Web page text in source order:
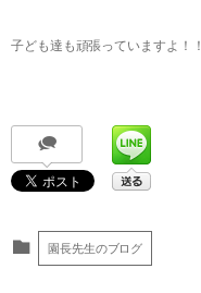
子ども達も頑張っていますよ！！
園長先生のブログ